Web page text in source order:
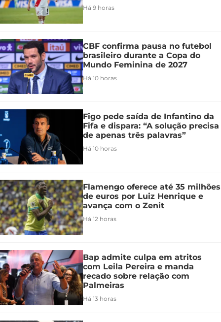
Há 9 horas
CBF confirma pausa no futebol
brasileiro durante a Copa do
Mundo Feminina de 2027
Há 10 horas
Figo pede saída de Infantino da
Fifa e dispara: “A solução precisa
de apenas três palavras”
Há 10 horas
Flamengo oferece até 35 milhões
de euros por Luiz Henrique e
avança com o Zenit
Há 12 horas
Bap admite culpa em atritos
com Leila Pereira e manda
recado sobre relação com
Palmeiras
Há 13 horas